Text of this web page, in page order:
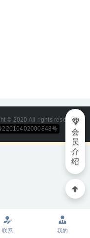
© 2020 All rights reserved
22010402000848号
会
员
介
绍
工具
联系 我的